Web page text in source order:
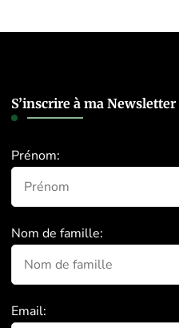
S’inscrire à ma Newsletter
Prénom:
Nom de famille:
Email: